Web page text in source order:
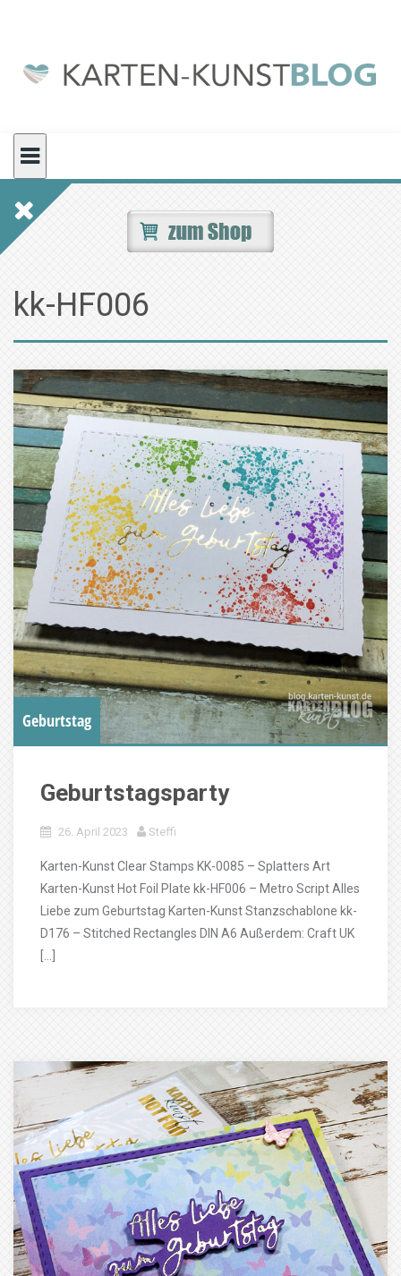
kk-HF006
Geburtstag
Geburtstagsparty
26. April 2023 Steffi
Karten-Kunst Clear Stamps KK-0085 – Splatters Art
Karten-Kunst Hot Foil Plate kk-HF006 – Metro Script Alles
Liebe zum Geburtstag Karten-Kunst Stanzschablone kk-
D176 – Stitched Rectangles DIN A6 Außerdem: Craft UK